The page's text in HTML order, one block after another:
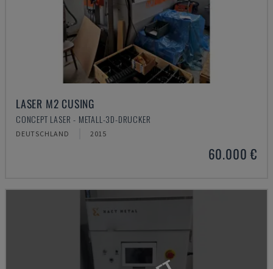
LASER M2 CUSING
CONCEPT LASER - METALL-3D-DRUCKER
DEUTSCHLAND 2015
60.000 €